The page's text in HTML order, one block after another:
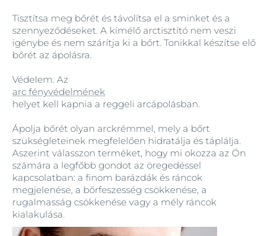
Tisztítsa meg bőrét és távolítsa el a sminket és a
szennyeződéseket. A kímélő arctisztító nem veszi
igénybe és nem szárítja ki a bőrt. Tonikkal készítse elő
bőrét az ápolásra.
Védelem. Az
arc fényvédelmének
helyet kell kapnia a reggeli arcápolásban.
Ápolja bőrét olyan arckrémmel, mely a bőrt
szükségleteinek megfelelően hidratálja és táplálja.
Aszerint válasszon terméket, hogy mi okozza az Ön
számára a legfőbb gondot az öregedéssel
kapcsolatban: a finom barázdák és ráncok
megjelenése, a bőrfeszesség csökkenése, a
rugalmasság csökkenése vagy a mély ráncok
kialakulása.